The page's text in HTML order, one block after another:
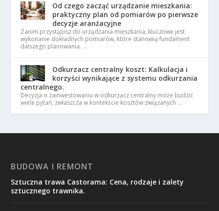
Od czego zacząć urządzanie mieszkania:
praktyczny plan od pomiarów po pierwsze
decyzje aranżacyjne
Zanim przystąpisz do urządzania mieszkania, kluczowe jest
wykonanie dokładnych pomiarów, które stanowią fundament
dalszego planowania. …
Odkurzacz centralny koszt: Kalkulacja i
korzyści wynikające z systemu odkurzania
centralnego.
Decyzja o zainwestowaniu w odkurzacz centralny może budzić
wiele pytań, zwłaszcza w kontekście kosztów związanych …
BUDOWA I REMONT
Sztuczna trawa Castorama: Cena, rodzaje i zalety
sztucznego trawnika.